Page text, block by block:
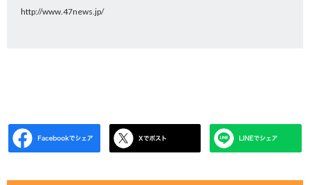
http://www.47news.jp/